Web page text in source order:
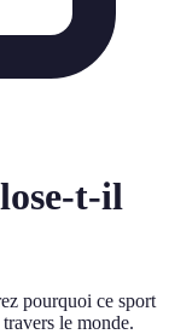
t-il
pourquoi ce sport
le monde.